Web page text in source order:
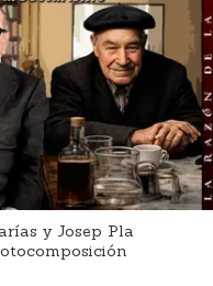
y Josep Pla